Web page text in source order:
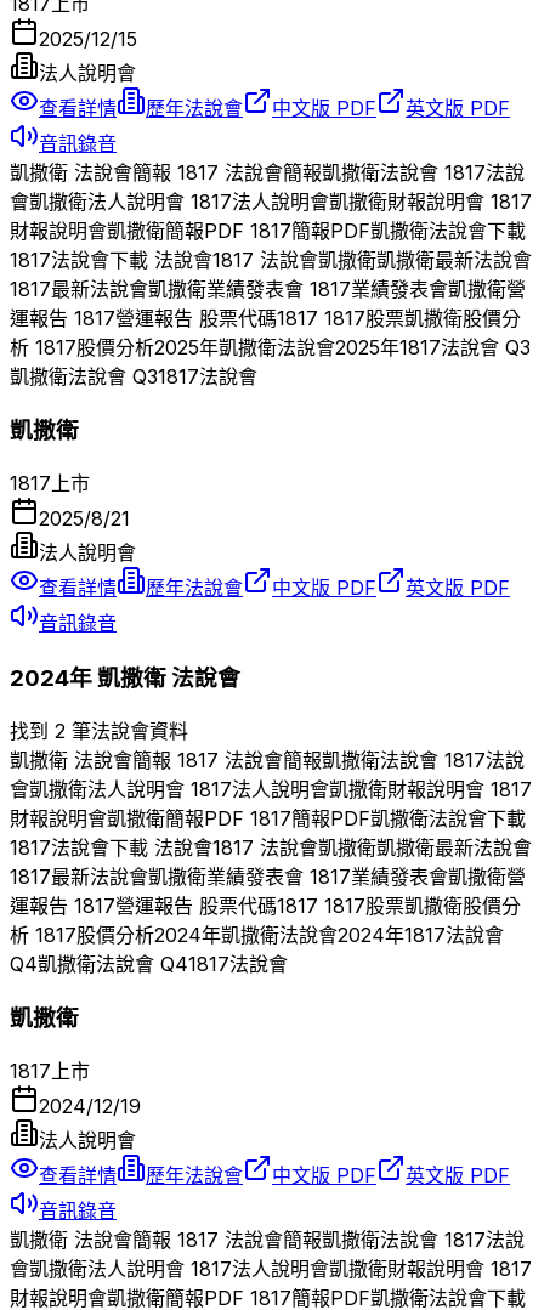
2025/12/15
法人說明會
查看詳情
歷年法說會 中文版 PDF
英文版 PDF
音訊錄音
凱撒衛 法說會簡報 1817 法說會簡報凱撒衛法說會 1817法說
會凱撒衛法人說明會 1817法人說明會凱撒衛財報說明會 1817
財報說明會凱撒衛簡報PDF 1817簡報PDF凱撒衛法說會下載
1817法說會下載 法說會1817 法說會凱撒衛凱撒衛最新法說會
1817最新法說會凱撒衛業績發表會 1817業績發表會凱撒衛營
運報告 1817營運報告 股票代碼1817 1817股票凱撒衛股價分
析 1817股價分析2025年凱撒衛法說會2025年1817法說會 Q3
凱撒衛法說會 Q31817法說會
凱撒衛
1817上市
2025/8/21
法人說明會
查看詳情
歷年法說會 中文版 PDF
英文版 PDF
音訊錄音
2024年凱撒衛法說會
找到 2 筆法說會資料
凱撒衛 法說會簡報 1817 法說會簡報凱撒衛法說會 1817法說
會凱撒衛法人說明會 1817法人說明會凱撒衛財報說明會 1817
財報說明會凱撒衛簡報PDF 1817簡報PDF凱撒衛法說會下載
1817法說會下載 法說會1817 法說會凱撒衛凱撒衛最新法說會
1817最新法說會凱撒衛業績發表會 1817業績發表會凱撒衛營
運報告 1817營運報告 股票代碼1817 1817股票凱撒衛股價分
析 1817股價分析2024年凱撒衛法說會2024年1817法說會
Q4凱撒衛法說會 Q41817法說會
凱撒衛
1817上市
2024/12/19
法人說明會
查看詳情
歷年法說會 中文版 PDF
英文版 PDF
音訊錄音
凱撒衛 法說會簡報 1817 法說會簡報凱撒衛法說會 1817法說
會凱撒衛法人說明會 1817法人說明會凱撒衛財報說明會 1817
財報說明會凱撒衛簡報PDF 1817簡報PDF凱撒衛法說會下載